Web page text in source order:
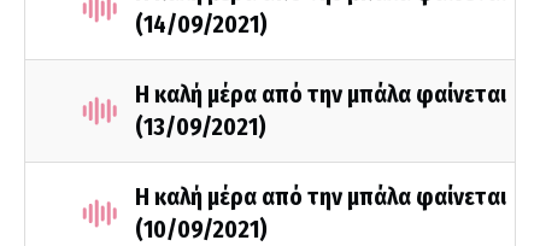
(14/09/2021)
Η καλή μέρα από την μπάλα φαίνεται
(13/09/2021)
Η καλή μέρα από την μπάλα φαίνεται
(10/09/2021)